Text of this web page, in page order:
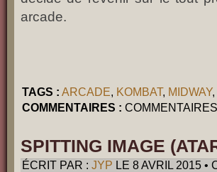
arcade.
TAGS : ARCADE, KOMBAT, MIDWAY,
COMMENTAIRES :
SPITTING IMAGE
ÉCRIT PAR : JYP LE 8 AVRIL 2015 •